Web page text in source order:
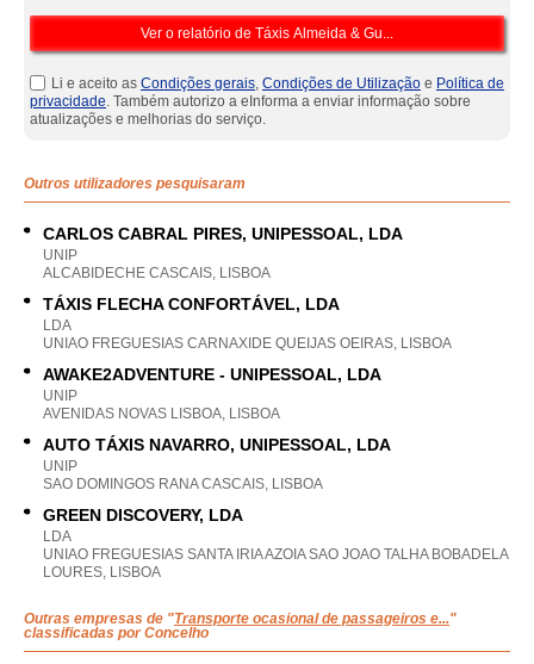
Li e aceito as Condições gerais, Condições de Utilização e Política de
privacidade. Também autorizo a eInforma a enviar informação sobre
atualizações e melhorias do serviço.
Outros utilizadores pesquisaram
CARLOS CABRAL PIRES, UNIPESSOAL, LDA
UNIP
ALCABIDECHE CASCAIS, LISBOA
TÁXIS FLECHA CONFORTÁVEL, LDA
LDA
UNIAO FREGUESIAS CARNAXIDE QUEIJAS OEIRAS, LISBOA
AWAKE2ADVENTURE - UNIPESSOAL, LDA
UNIP
AVENIDAS NOVAS LISBOA, LISBOA
AUTO TÁXIS NAVARRO, UNIPESSOAL, LDA
UNIP
SAO DOMINGOS RANA CASCAIS, LISBOA
GREEN DISCOVERY, LDA
LDA
UNIAO FREGUESIAS SANTA IRIA AZOIA SAO JOAO TALHA BOBADELA
LOURES, LISBOA
Outras empresas de "Transporte ocasional de passageiros e..."
classificadas por Concelho